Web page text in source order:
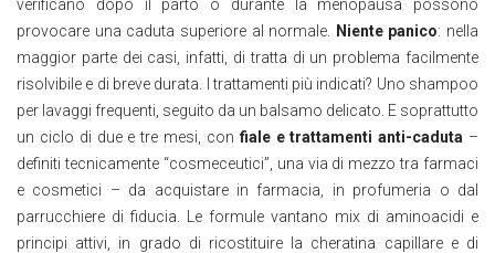
verificano dopo il parto o durante la menopausa possono
provocare una caduta superiore al normale.
Niente panico: nella
maggior parte dei casi, infatti, di tratta di un problema facilmente
risolvibile e di breve durata. I trattamenti più indicati? Uno shampoo
per lavaggi frequenti, seguito da un balsamo delicato. E soprattutto
un ciclo di due e tre mesi, con fiale e trattamenti anti-caduta –
definiti tecnicamente “cosmeceutici”, una via di mezzo tra farmaci
e cosmetici – da acquistare in farmacia, in profumeria o dal
parrucchiere di fiducia. Le formule vantano mix di aminoacidi e
principi attivi, in grado di ricostituire la cheratina capillare e di